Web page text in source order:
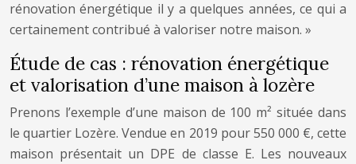
rénovation énergétique il y a quelques années, ce qui a
certainement contribué à valoriser notre maison. »
Étude de cas : rénovation énergétique
et valorisation d’une maison à lozère
Prenons l’exemple d’une maison de 100 m² située dans
le quartier Lozère. Vendue en 2019 pour 550 000 €, cette
maison présentait un DPE de classe E. Les nouveaux